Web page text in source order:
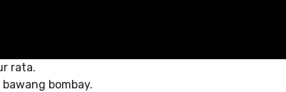
rata.
bombay.